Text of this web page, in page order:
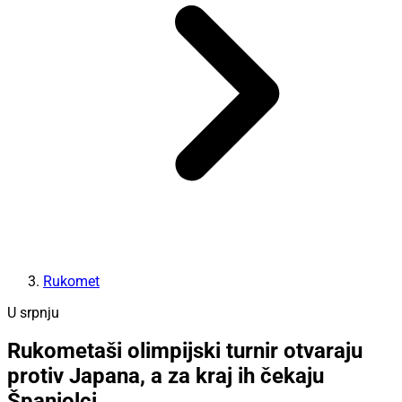
Rukomet
U srpnju
Rukometaši olimpijski turnir otvaraju
protiv Japana, a za kraj ih čekaju